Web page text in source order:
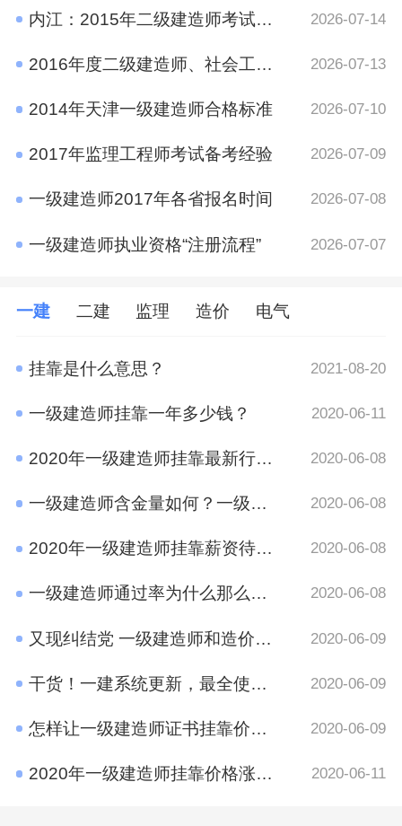
内江：2015年二级建造师考试报名时间通知 2026-07-14
2016年度二级建造师、社会工作者、二级注册计量师、管理咨询师资格考试考后资格审查的公告 2026-07-13
2014年天津一级建造师合格标准 2026-07-10
2017年监理工程师考试备考经验 2026-07-09
一级建造师2017年各省报名时间 2026-07-08
一级建造师执业资格“注册流程” 2026-07-07
一建 二建 监理 造价 电气
挂靠是什么意思？ 2021-08-20
一级建造师挂靠一年多少钱？ 2020-06-11
2020年一级建造师挂靠最新行情 竟然是这样 2020-06-08
一级建造师含金量如何？一级建造师挂靠前景 2020-06-08
2020年一级建造师挂靠薪资待遇如何？ 2020-06-08
一级建造师通过率为什么那么低?原因有哪些呢？ 2020-06-08
又现纠结党 一级建造师和造价工程师考哪个好？ 2020-06-09
干货！一建系统更新，最全使用攻略在这里 2020-06-09
怎样让一级建造师证书挂靠价格​更高？ 2020-06-09
2020年一级建造师挂靠价格涨了吗？ 2020-06-11